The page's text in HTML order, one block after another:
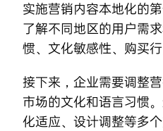
实施营销内容本地化的
了解不同地区的用户需
惯、文化敏感性、购买行
接下来，企业需要调整
市场的文化和语言习惯
化适应、设计调整等多